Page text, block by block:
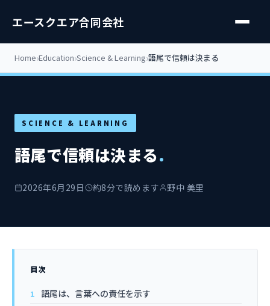
エースクエア合同会社
Home Education Science & Learning 語尾で信頼は決まる
SCIENCE & LEARNING
語尾で信頼は決まる.
2026年6月29日 約8分で読めます 野中 美里
目次
語尾は、言葉への責任を示す